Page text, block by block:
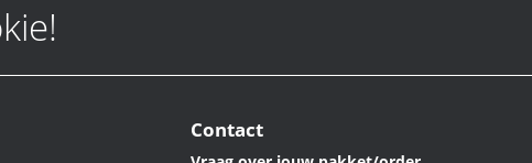
Contact